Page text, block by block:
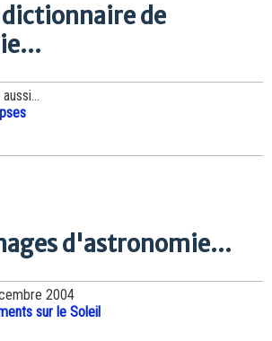
dictionnaire de
d'astronomie...
2004
sur le Soleil